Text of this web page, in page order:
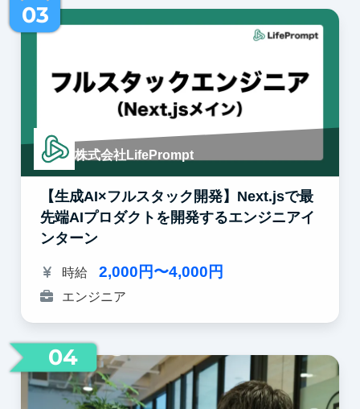
株式会社LifePrompt
【生成AI×フルスタック開発】Next.jsで最
先端AIプロダクトを開発するエンジニアイ
ンターン
時給 2,000円〜4,000円
エンジニア
03
04